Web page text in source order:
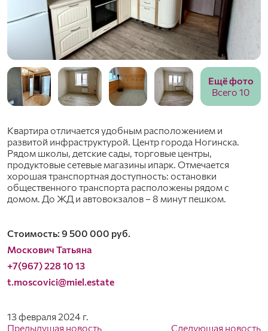
Ещё фото
Всего 10
Квартира отличается удобным расположением и
развитой инфраструктурой. Центр города Ногинска.
Рядом школы, детские сады, торговые центры,
продуктовые сетевые магазины ипарк. Отмечается
хорошая транспортная доступность: остановки
общественного транспорта расположены рядом с
домом. До ЖД и автовокзалов – 8 минут пешком.
Стоимость: 9 500 000 руб.
Москович Татьяна
+7(967) 228 10 13
t.moscovici@miel.estate
13 февраля 2024 г.
Предыдущая новость
Следующая новость